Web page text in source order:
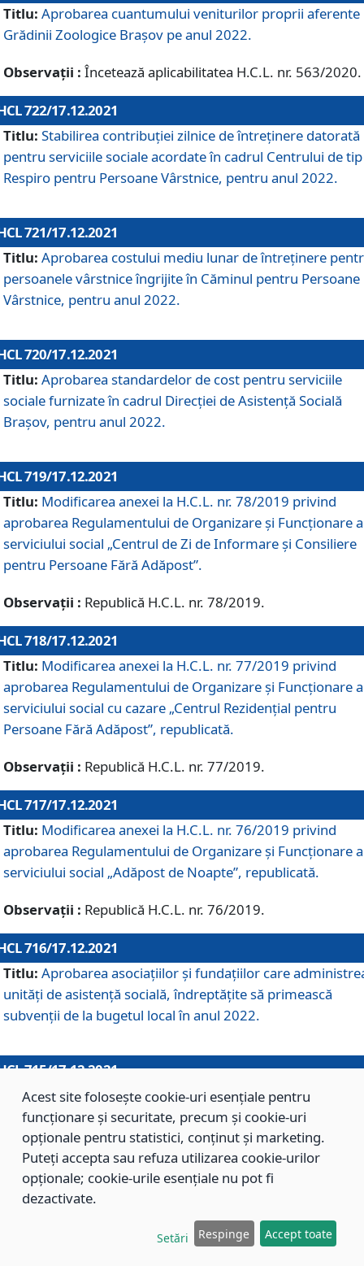
Titlu: Aprobarea cuantumului veniturilor proprii aferente
Grădinii Zoologice Braşov pe anul 2022.
Observații : Încetează aplicabilitatea H.C.L. nr. 563/2020.
722/17.12.2021
Titlu: Stabilirea contribuţiei zilnice de întreținere datorată
pentru serviciile sociale acordate în cadrul Centrului de tip
Respiro pentru Persoane Vârstnice, pentru anul 2022.
721/17.12.2021
Titlu: Aprobarea costului mediu lunar de întreţinere
persoanele vârstnice îngrijite în Căminul pentru Persoane
Vârstnice, pentru anul 2022.
720/17.12.2021
Titlu: Aprobarea standardelor de cost pentru serviciile
sociale furnizate în cadrul Direcției de Asistență Socială
Brașov, pentru anul 2022.
719/17.12.2021
Titlu: Modificarea anexei la H.C.L. nr. 78/2019 privind
aprobarea Regulamentului de Organizare și Funcționare
serviciului social „Centrul de Zi de Informare şi Consiliere
pentru Persoane Fără Adăpost”.
Observații : Republică H.C.L. nr. 78/2019.
718/17.12.2021
Titlu: Modificarea anexei la H.C.L. nr. 77/2019 privind
aprobarea Regulamentului de Organizare și Funcționare
serviciului social cu cazare „Centrul Rezidențial pentru
Persoane Fără Adăpost”, republicată.
Observații : Republică H.C.L. nr. 77/2019.
717/17.12.2021
Titlu: Modificarea anexei la H.C.L. nr. 76/2019 privind
aprobarea Regulamentului de Organizare şi Funcționare
serviciului social „Adăpost de Noapte”, republicată.
Observații : Republică H.C.L. nr. 76/2019.
716/17.12.2021
Titlu: Aprobarea asociaţiilor şi fundaţiilor care
unităţi de asistenţă socială, îndreptăţite să primească
subvenţii de la bugetul local în anul 2022.
715/17.12.2021
Titlu: Aprobarea Planului de acţiuni sau lucrări de interes
local pentru anul 2022.
714/17.12.2021
Titlu: Modificarea Anexei la H.C.L. nr. 709/2020 privind
aprobarea Regulamentului de Organizare şi Funcţionare
Direcţiei de Asistenţă Socială Braşov.
Acest site folosește cookie-uri esențiale pentru
funcționare și securitate, precum și cookie-uri
opționale pentru statistici, conținut și marketing.
Puteți accepta sau refuza utilizarea cookie-urilor
opționale; cookie-urile esențiale nu pot fi
dezactivate.
Setări Respinge Accept toate